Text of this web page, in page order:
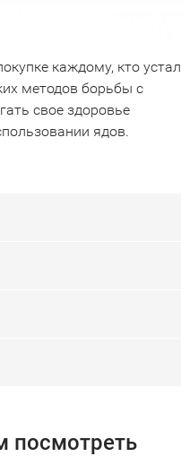
каждому, кто
методов борьбы с
свое здоровье
ядов.
посмотреть